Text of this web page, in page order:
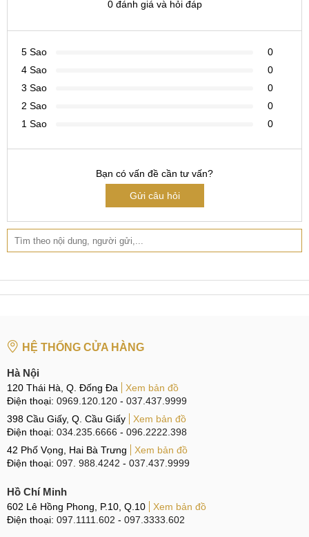
CN 2:
Hotline:
Hotline:0969.520.520
CN 6:97 Hàm Nghi, Q.Thanh Khê
BÀI VIẾT LIÊN QUAN:
Thay màn hình Samsung Galaxy A31
Ép, thay mặt kính Samsung Galaxy A31
Thay camera Samsung Galaxy A31
0 đánh giá và hỏi đáp
5 Sao
0
4 Sao
0
3 Sao
0
2 Sao
0
1 Sao
0
Bạn có vấn đề cần tư vấn?
Gửi câu hỏi
HỆ THỐNG CỬA HÀNG
Hà Nội
120 Thái Hà, Q. Đống Đa
Xem bản đồ
Điện thoại: 0969.120.120 - 037.437.9999
398 Cầu Giấy, Q. Cầu Giấy
Xem bản đồ
Điện thoại: 034.235.6666 - 096.2222.398
42 Phố Vọng, Hai Bà Trưng
Xem bản đồ
Điện thoại: 097. 988.4242 - 037.437.9999
Hồ Chí Minh
602 Lê Hồng Phong, P.10, Q.10
Xem bản đồ
Điện thoại: 097.1111.602 - 097.3333.602